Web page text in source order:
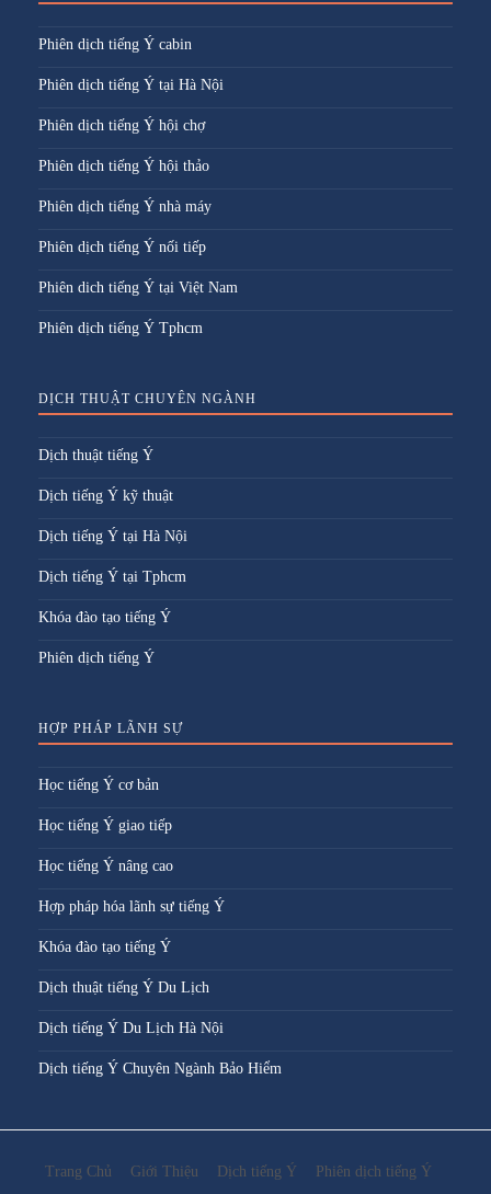
Phiên dịch tiếng Ý cabin
Phiên dịch tiếng Ý tại Hà Nội
Phiên dịch tiếng Ý hội chợ
Phiên dịch tiếng Ý hội thảo
Phiên dịch tiếng Ý nhà máy
Phiên dịch tiếng Ý nối tiếp
Phiên dich tiếng Ý tại Việt Nam
Phiên dịch tiếng Ý Tphcm
DỊCH THUẬT CHUYÊN NGÀNH
Dịch thuật tiếng Ý
Dịch tiếng Ý kỹ thuật
Dịch tiếng Ý tại Hà Nội
Dịch tiếng Ý tại Tphcm
Khóa đào tạo tiếng Ý
Phiên dịch tiếng Ý
HỢP PHÁP LÃNH SỰ
Học tiếng Ý cơ bản
Học tiếng Ý giao tiếp
Học tiếng Ý nâng cao
Hợp pháp hóa lãnh sự tiếng Ý
Khóa đào tạo tiếng Ý
Dịch thuật tiếng Ý Du Lịch
Dịch tiếng Ý Du Lịch Hà Nội
Dịch tiếng Ý Chuyên Ngành Bảo Hiểm
Trang Chủ Giới Thiệu Dịch tiếng Ý Phiên dịch tiếng Ý